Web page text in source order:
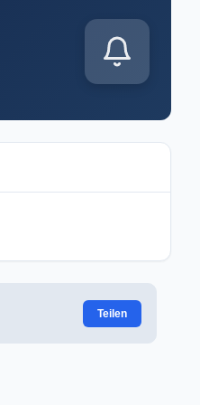
Teilen